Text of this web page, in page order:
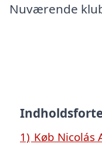
Nuværende
1) Køb Nicolás